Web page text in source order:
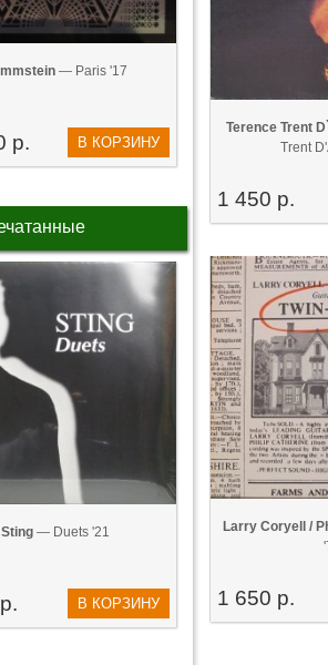
— Paris '17
р. В КОРЗИНУ
Sting— Duets '21
В КОРЗИНУ
Terence Trent
Trent
1 450 р.
Larry Coryell /
1 650 р.